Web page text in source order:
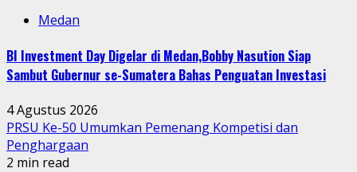
Medan
BI Investment Day Digelar di Medan,Bobby Nasution Siap
Sambut Gubernur se-Sumatera Bahas Penguatan Investasi
4 Agustus 2026
PRSU Ke-50 Umumkan Pemenang Kompetisi dan
Penghargaan
2 min read